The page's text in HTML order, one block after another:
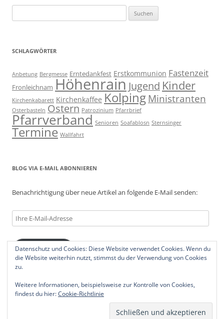
nach:
SCHLAGWÖRTER
Anbetung Bergmesse Erntedankfest Erstkommunion Fastenzeit
Fronleichnam Höhenrain Jugend Kinder
Kirchenkabarett Kirchenkaffee Kolping Ministranten
Osterbasteln Ostern Patrozinium Pfarrbrief
Pfarrverband Senioren Soafablosn Sternsinger
Termine Wallfahrt
BLOG VIA E-MAIL ABONNIEREN
Benachrichtigung über neue Artikel an folgende E-Mail senden:
Ihre
E-
Mail-
Adresse
Abonnieren
Stolz präsentiert von WordPress
Datenschutz und Cookies: Diese Website verwendet Cookies. Wenn du
die Website weiterhin nutzt, stimmst du der Verwendung von Cookies
zu.
Weitere Informationen, beispielsweise zur Kontrolle von Cookies,
findest du hier:Cookie-Richtlinie